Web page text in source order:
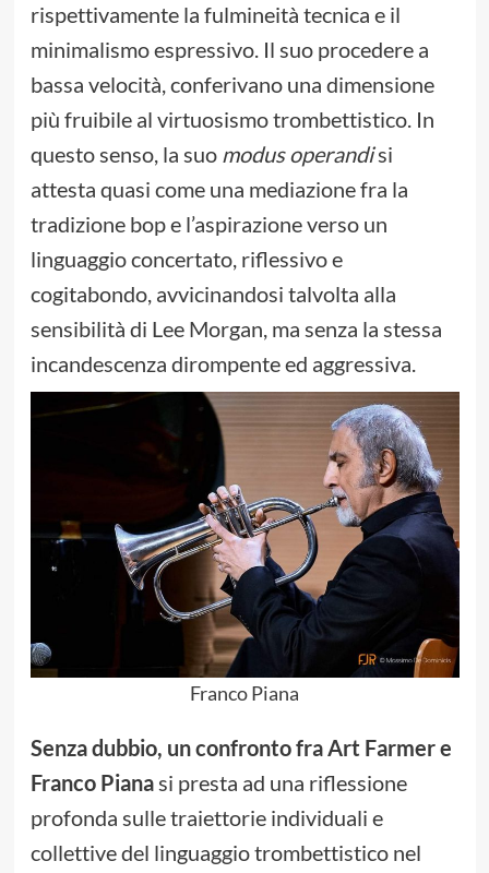
rispettivamente la fulmineità tecnica e il
minimalismo espressivo. Il suo procedere a
bassa velocità, conferivano una dimensione
più fruibile al virtuosismo trombettistico. In
questo senso, la suo modus operandisi
attesta quasi come una mediazione fra la
tradizione bop e l’aspirazione verso un
linguaggio concertato, riflessivo e
cogitabondo, avvicinandosi talvolta alla
sensibilità di Lee Morgan, ma senza la stessa
incandescenza dirompente ed aggressiva.
Franco Piana
Senza dubbio, un confronto fra Art Farmer e
Franco Pianasi presta ad una riflessione
profonda sulle traiettorie individuali e
collettive del linguaggio trombettistico nel